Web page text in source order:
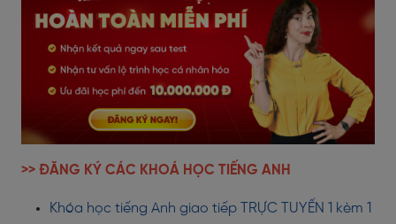
>> ĐĂNG KÝ CÁC KHOÁ HỌC TIẾNG ANH
Khóa học tiếng Anh giao tiếp TRỰC TUYẾN 1 kèm 1